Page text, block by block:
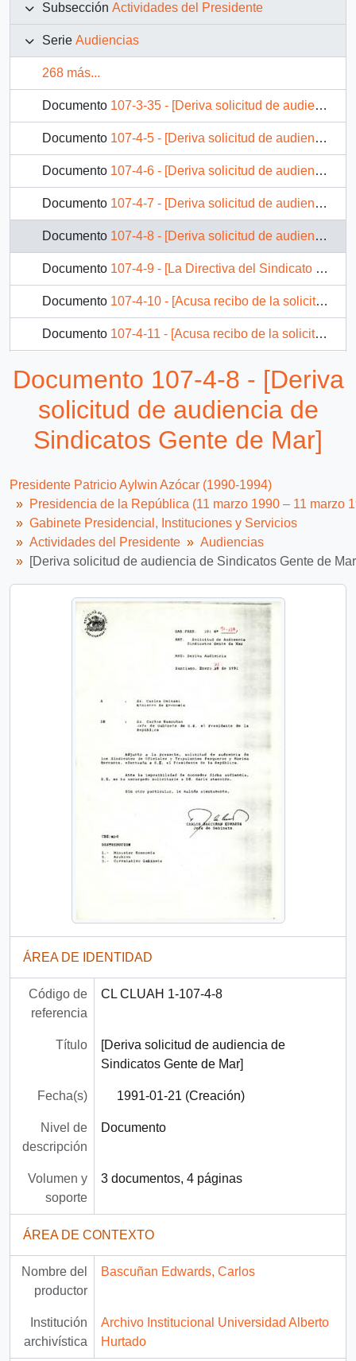
Subsección Actividades del Presidente
Serie Audiencias
268 más...
Documento 107-3-35 - [Deriva solicitud de audiencia del señor Normán Cortés L., Rector de la Universidad de Playa Ancha, efectuada a S.E. el Presidente de la República]
Documento 107-4-5 - [Deriva solicitud de audiencia a S.E. el Presidente de la República de Protocolo para el Jefe de la delegación parlamentaria Japonesa, Sr. Jushiro Komiyama]
Documento 107-4-6 - [Deriva solicitud de audiencia a S.E. el Presidente de la República de don José Azar, Presidente del Registro Nacional de Agentes Comerciales y Viajantes A.G.]
Documento 107-4-7 - [Deriva solicitud de audiencia a S.E. el Presidente de la República de don Juan Smitmans, Vice Presidente de la Cámara de Comercio Chileno Mexicana A.G.]
Documento 107-4-8 - [Deriva solicitud de audiencia de Sindicatos Gente de Mar]
Documento 107-4-9 - [La Directiva del Sindicato Nacional de Trabajadores Independientes Comerciantes en la Vía Pública, Ciegos y Lisiados solicita audiencia con el Jefe de Gabinete de la Presidencia]
Documento 107-4-10 - [Acusa recibo de la solicitud de audiencia con S.E. el Presidente de la República, para el Comité de ex socios y ex-trabajadores de Coopempart ]
Documento 107-4-11 - [Acusa recibo de la solicitud de audiencia con S.E. el Presidente de la República, para las Organizaciones Sindicales Nacionales de Gente de Mar]
107-4-12 - [Deriva solicitud de audiencia a S.E. el Presidente de la República,de Protocolo, para el Dr. Hansheinz Reinprecht, Secretario General de Aldeas de Niños S.O.S.]
65 más...
Documento 107-4-8 - [Deriva
solicitud de audiencia de
Sindicatos Gente de Mar]
Presidente Patricio Aylwin Azócar (1990-1994)
Presidencia de la República (11 marzo 1990 – 11 marzo
Gabinete Presidencial, Instituciones y Servicios
Actividades del Presidente
Audiencias
[Deriva solicitud de audiencia de Sindicatos Gente de
ÁREA DE IDENTIDAD
Código de
referencia
CL CLUAH 1-107-4-8
Título
[Deriva solicitud de audiencia de
Sindicatos Gente de Mar]
Fecha(s) 1991-01-21 (Creación)
Nivel de
descripción
Documento
Volumen y
soporte
3 documentos, 4 páginas
ÁREA DE CONTEXTO
Nombre del
productor
Bascuñan Edwards, Carlos
Institución
archivística
Archivo Institucional Universidad Alberto
Hurtado